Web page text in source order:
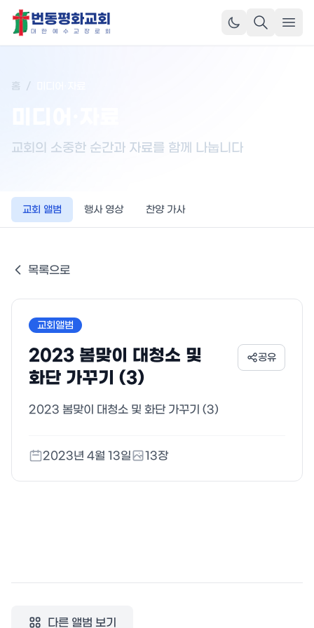
번동평화교회
대 한 예 수 교 장 로 회
메뉴
홈 /
교회의 소중한 순간과 자료를 함께 나눕니다
교회 앨범 행사 영상 찬양 가사
목록으로
교회앨범
2023 봄맞이 대청소 및
화단 가꾸기 (3)
공유
2023 봄맞이 대청소 및 화단 가꾸기 (3)
2023년 4월 13일 13장
다른 앨범 보기